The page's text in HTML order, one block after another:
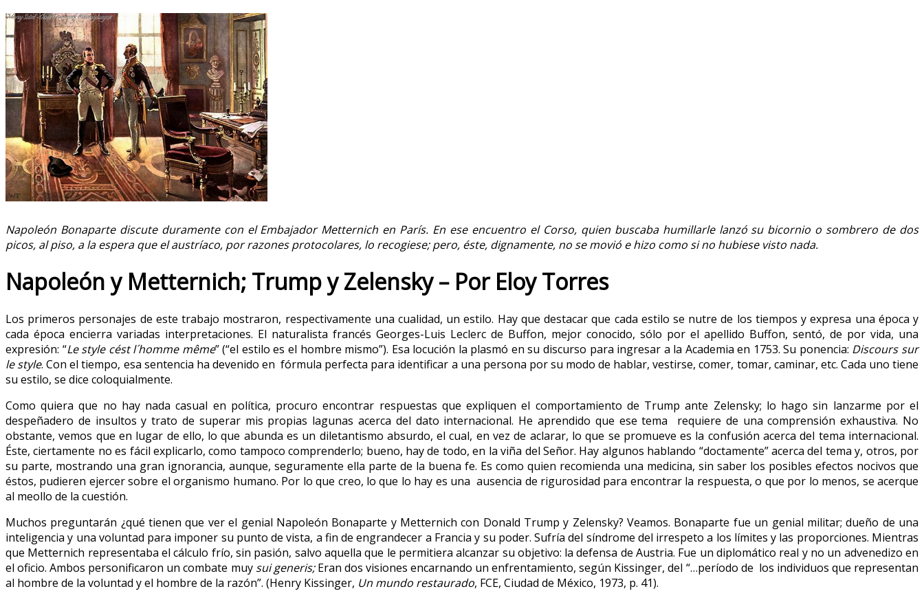
Napoleón Bonaparte discute duramente con el Embajador Metternich en París. En ese encuentro el Corso, quien buscaba humillarle lanzó su bicornio o sombrero de dos
picos, al piso, a la espera que el austríaco, por razones protocolares, lo recogiese; pero, éste, dignamente, no se movió e hizo como si no hubiese visto nada.
Napoleón y Metternich; Trump y Zelensky – Por Eloy Torres
Los primeros personajes de este trabajo mostraron, respectivamente una cualidad, un estilo. Hay que destacar que cada estilo se nutre de los tiempos y expresa una época y
cada época encierra variadas interpretaciones. El naturalista francés Georges-Luis Leclerc de Buffon, mejor conocido, sólo por el apellido Buffon, sentó, de por vida, una
expresión: “Le style cést l´homme même” (“el estilo es el hombre mismo”). Esa locución la plasmó en su discurso para ingresar a la Academia en 1753. Su ponencia: Discours sur
le style. Con el tiempo, esa sentencia ha devenido en fórmula perfecta para identificar a una persona por su modo de hablar, vestirse, comer, tomar, caminar, etc. Cada uno tiene
su estilo, se dice coloquialmente.
Como quiera que no hay nada casual en política, procuro encontrar respuestas que expliquen el comportamiento de Trump ante Zelensky; lo hago sin lanzarme por el
despeñadero de insultos y trato de superar mis propias lagunas acerca del dato internacional. He aprendido que ese tema requiere de una comprensión exhaustiva. No
obstante, vemos que en lugar de ello, lo que abunda es un diletantismo absurdo, el cual, en vez de aclarar, lo que se promueve es la confusión acerca del tema internacional.
Éste, ciertamente no es fácil explicarlo, como tampoco comprenderlo; bueno, hay de todo, en la viña del Señor. Hay algunos hablando “doctamente” acerca del tema y, otros, por
su parte, mostrando una gran ignorancia, aunque, seguramente ella parte de la buena fe. Es como quien recomienda una medicina, sin saber los posibles efectos nocivos que
éstos, pudieren ejercer sobre el organismo humano. Por lo que creo, lo que lo hay es una ausencia de rigurosidad para encontrar la respuesta, o que por lo menos, se acerque
al meollo de la cuestión.
Muchos preguntarán ¿qué tienen que ver el genial Napoleón Bonaparte y Metternich con Donald Trump y Zelensky? Veamos. Bonaparte fue un genial militar; dueño de una
inteligencia y una voluntad para imponer su punto de vista, a fin de engrandecer a Francia y su poder. Sufría del síndrome del irrespeto a los límites y las proporciones. Mientras
que Metternich representaba el cálculo frío, sin pasión, salvo aquella que le permitiera alcanzar su objetivo: la defensa de Austria. Fue un diplomático real y no un advenedizo en
el oficio. Ambos personificaron un combate muy sui generis;Eran dos visiones encarnando un enfrentamiento, según Kissinger, del “…período de los individuos que representan
al hombre de la voluntad y el hombre de la razón”. (Henry Kissinger, Un mundo restaurado, FCE, Ciudad de México, 1973, p. 41).